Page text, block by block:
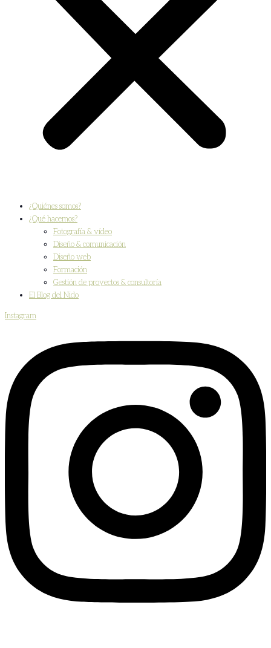
¿Quiénes somos?
¿Qué hacemos?
Fotografía & vídeo
Diseño & comunicación
Diseño web
Formación
Gestión de proyectos & consultoría
El Blog del Nido
Instagram